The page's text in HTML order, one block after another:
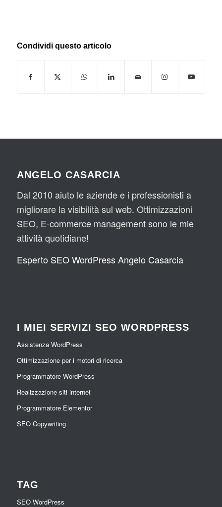
Condividi questo articolo
ANGELO CASARCIA
Dal 2010 aiuto le aziende e i professionisti a
migliorare la visibilità sul web. Ottimizzazioni
SEO, E-commerce management sono le mie
attività quotidiane!
Esperto SEO WordPress Angelo Casarcia
I MIEI SERVIZI SEO WORDPRESS
Assistenza WordPress
Ottimizzazione per i motori di ricerca
Programmatore WordPress
Realizzazione siti internet
Programmatore Elementor
SEO Copywriting
TAG
SEO WordPress